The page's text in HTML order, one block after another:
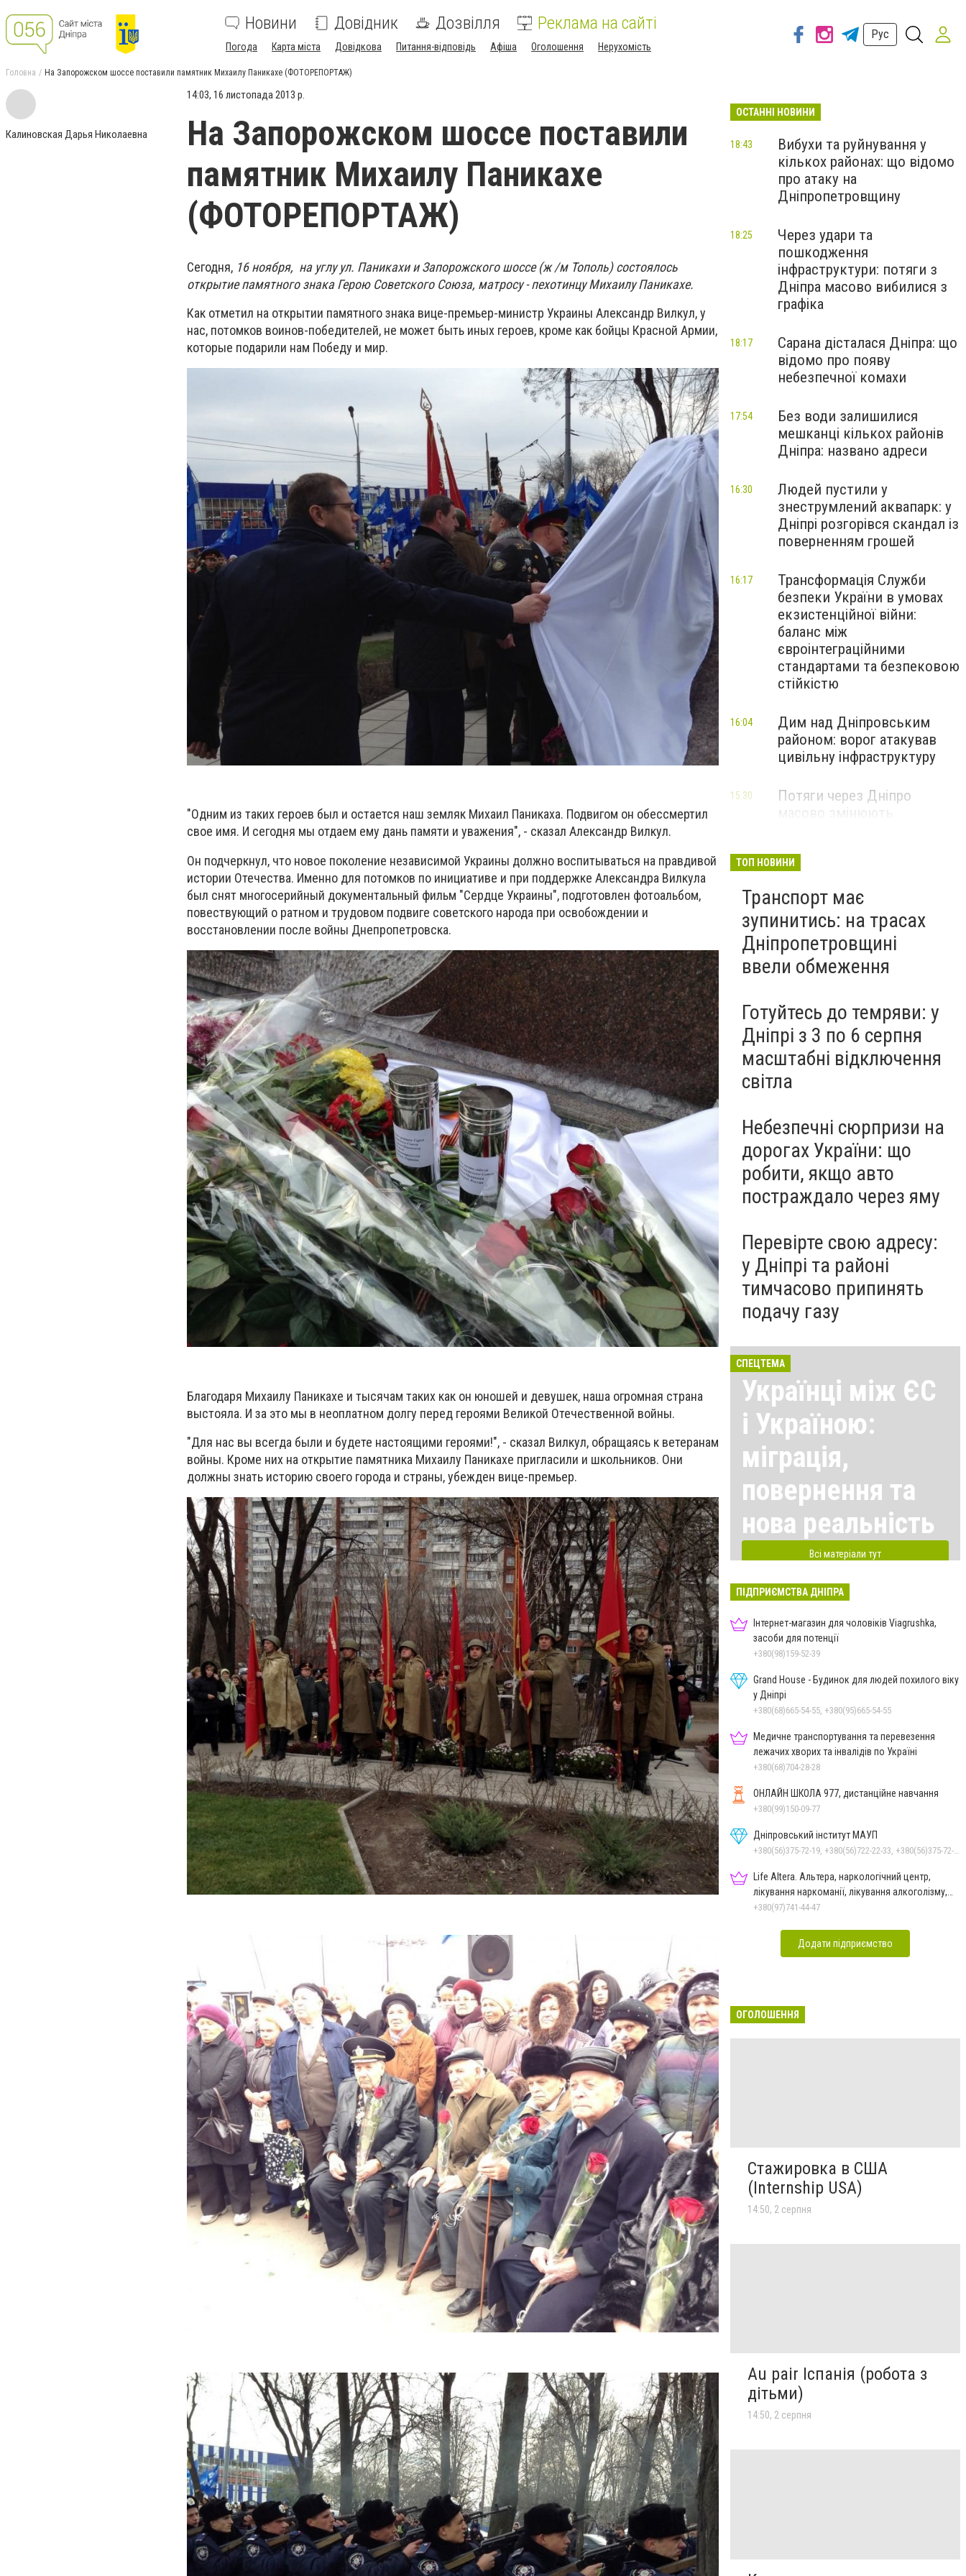
Новини Довідник Дозвілля Реклама на сайті
Погода Карта міста Довідкова Питання-відповідь Афіша Оголошення Нерухомість
Рус
Головна На Запорожском шоссе поставили памятник Михаилу Паникахе (ФОТОРЕПОРТАЖ)
Калиновская Дарья Николаевна
14:03, 16 листопада 2013 р.
На Запорожском шоссе поставили
памятник Михаилу Паникахе
(ФОТОРЕПОРТАЖ)
Сегодня, 16 ноября, на углу ул. Паникахи и Запорожского шоссе (ж /м Тополь) состоялось
открытие памятного знака Герою Советского Союза, матросу - пехотинцу Михаилу Паникахе.
Как отметил на открытии памятного знака вице-премьер-министр Украины Александр Вилкул, у
нас, потомков воинов-победителей, не может быть иных героев, кроме как бойцы Красной Армии,
которые подарили нам Победу и мир.
"Одним из таких героев был и остается наш земляк Михаил Паникаха. Подвигом он обессмертил
свое имя. И сегодня мы отдаем ему дань памяти и уважения", - сказал Александр Вилкул.
Он подчеркнул, что новое поколение независимой Украины должно воспитываться на правдивой
истории Отечества. Именно для потомков по инициативе и при поддержке Александра Вилкула
был снят многосерийный документальный фильм "Сердце Украины", подготовлен фотоальбом,
повествующий о ратном и трудовом подвиге советского народа при освобождении и
восстановлении после войны Днепропетровска.
Благодаря Михаилу Паникахе и тысячам таких как он юношей и девушек, наша огромная страна
выстояла. И за это мы в неоплатном долгу перед героями Великой Отечественной войны.
"Для нас вы всегда были и будете настоящими героями!", - сказал Вилкул, обращаясь к ветеранам
войны. Кроме них на открытие памятника Михаилу Паникахе пригласили и школьников. Они
должны знать историю своего города и страны, убежден вице-премьер.
ОСТАННІ НОВИНИ
Вибухи та руйнування у
кількох районах: що відомо
про атаку на
Дніпропетровщину
18:43
Через удари та
пошкодження
інфраструктури: потяги з
Дніпра масово вибилися з
графіка
18:25
Сарана дісталася Дніпра: що
відомо про появу
небезпечної комахи
18:17
Без води залишилися
мешканці кількох районів
Дніпра: названо адреси
17:54
Людей пустили у
знеструмлений аквапарк: у
Дніпрі розгорівся скандал із
поверненням грошей
16:30
Трансформація Служби
безпеки України в умовах
екзистенційної війни:
баланс між
євроінтеграційними
стандартами та безпековою
стійкістю
16:17
Дим над Дніпровським
районом: ворог атакував
цивільну інфраструктуру
16:04
Потяги через Дніпро
15:30
ТОП НОВИНИ
Транспорт має
зупинитись: на трасах
Дніпропетровщині
ввели обмеження
Готуйтесь до темряви: у
Дніпрі з 3 по 6 серпня
масштабні відключення
світла
Небезпечні сюрпризи на
дорогах України: що
робити, якщо авто
постраждало через яму
Перевірте свою адресу:
у Дніпрі та районі
тимчасово припинять
подачу газу
СПЕЦТЕМА
Українці між ЄС
і Україною:
міграція,
повернення та
нова реальність
Всі матеріали тут
ПІДПРИЄМСТВА ДНІПРА
Інтернет-магазин для чоловіків Viagrushka,
засоби для потенції
+380(98)159-52-39
Grand House - Будинок для людей похилого віку
у Дніпрі
+380(68)665-54-55, +380(95)665-54-55
Медичне транспортування та перевезення
лежачих хворих та інвалідів по Україні
+380(68)704-28-28
ОНЛАЙН ШКОЛА 977, дистанційне навчання
+380(99)150-09-77
Дніпровський інститут МАУП
Life Altera. Альтера, наркологічний центр,
лікування наркоманії, лікування алкоголізму,
зняття ломки
+380(97)741-44-47
Додати підприємство
ОГОЛОШЕННЯ
Стажировка в США
(Internship USA)
14:50, 2 серпня
Au pair Іспанія (робота з
дітьми)
14:50, 2 серпня